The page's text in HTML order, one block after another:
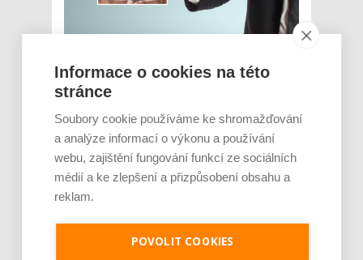
Udržitelnost je přirozenou součástí moderní
logistiky. Ekologická řešení totiž nejsou jen
peníze. V oblasti logistiky znamenají investice
do ekologického pohonu vozidel, snižování
tepelných úniků při přepravě a skladování
nebo úsporných druhů osvětlení významné...
Unikátní chlazení datového
Informace o cookies na této
stránce
Soubory cookie používáme ke shromažďování
a analýze informací o výkonu a používání
webu, zajištění fungování funkcí ze sociálních
médií a ke zlepšení a přizpůsobení obsahu a
reklam.
POVOLIT COOKIES